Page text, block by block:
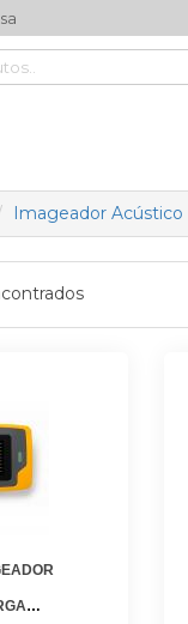
Imageador Acústico